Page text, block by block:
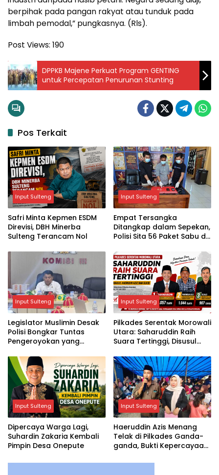
berpihak pada pangan rakyat atau tunduk pada
limbah pemodal,” pungkasnya. (Rls).
Post Views: 190
DPPKB Majene Perkuat Program GENTING
untuk Percepatan Penurunan Stunting
Pos Terkait
Input Sulteng
Safri Minta Kepmen ESDM
Direvisi, DBH Minerba
Sulteng Terancam Nol
Input Sulteng
Empat Tersangka
Ditangkap dalam Sepekan,
Polisi Sita 56 Paket Sabu di
Input Sulteng
Legislator Muslimin Desak
Polisi Bongkar Tuntas
Pengeroyokan yang
Input Sulteng
Pilkades Serentak Morowali
Utara: Saharuddin Raih
Suara Tertinggi, Disusul
Input Sulteng
Dipercaya Warga Lagi,
Suhardin Zakaria Kembali
Pimpin Desa Onepute
Input Sulteng
Haeruddin Azis Menang
Telak di Pilkades Ganda-
ganda, Bukti Kepercayaan